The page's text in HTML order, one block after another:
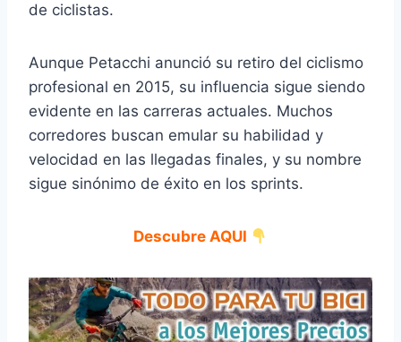
de ciclistas.
Aunque Petacchi anunció su retiro del ciclismo
profesional en 2015, su influencia sigue siendo
evidente en las carreras actuales. Muchos
corredores buscan emular su habilidad y
velocidad en las llegadas finales, y su nombre
sigue sinónimo de éxito en los sprints.
Descubre AQUI